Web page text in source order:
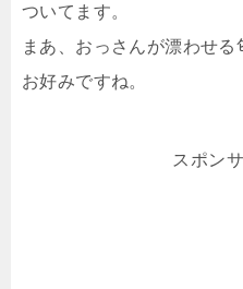
ついてます。
まあ、おっさんが漂わせる
お好みですね。
スポン